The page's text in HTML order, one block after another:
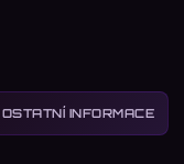
OSTATNÍ INFORMACE